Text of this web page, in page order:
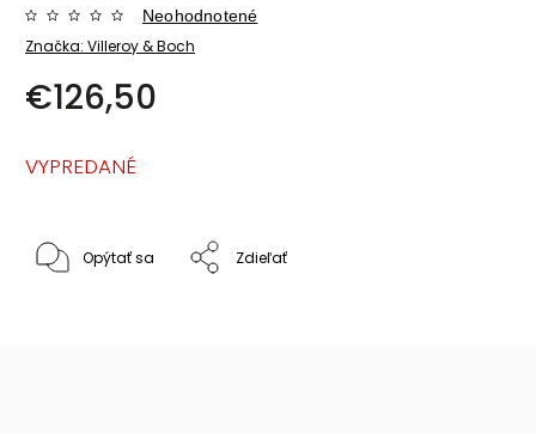
Značka: Villeroy & Boch
Neohodnotené
€126,50
VYPREDANÉ
Opýtať sa Zdieľať